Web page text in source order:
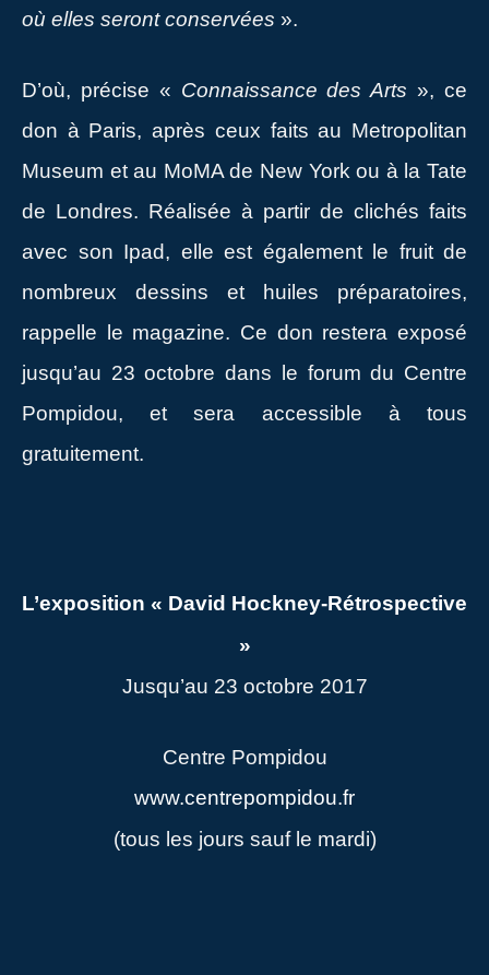
où elles seront conservées ».
D’où, précise « Connaissance des Arts », ce
don à Paris, après ceux faits au Metropolitan
Museum et au MoMA de New York ou à la Tate
de Londres. Réalisée à partir de clichés faits
avec son Ipad, elle est également le fruit de
nombreux dessins et huiles préparatoires,
rappelle le magazine. Ce don restera exposé
jusqu’au 23 octobre dans le forum du Centre
Pompidou, et sera accessible à tous
gratuitement.
L’exposition « David Hockney-Rétrospective
»
Jusqu’au 23 octobre 2017
Centre Pompidou
www.centrepompidou.fr
(tous les jours sauf le mardi)